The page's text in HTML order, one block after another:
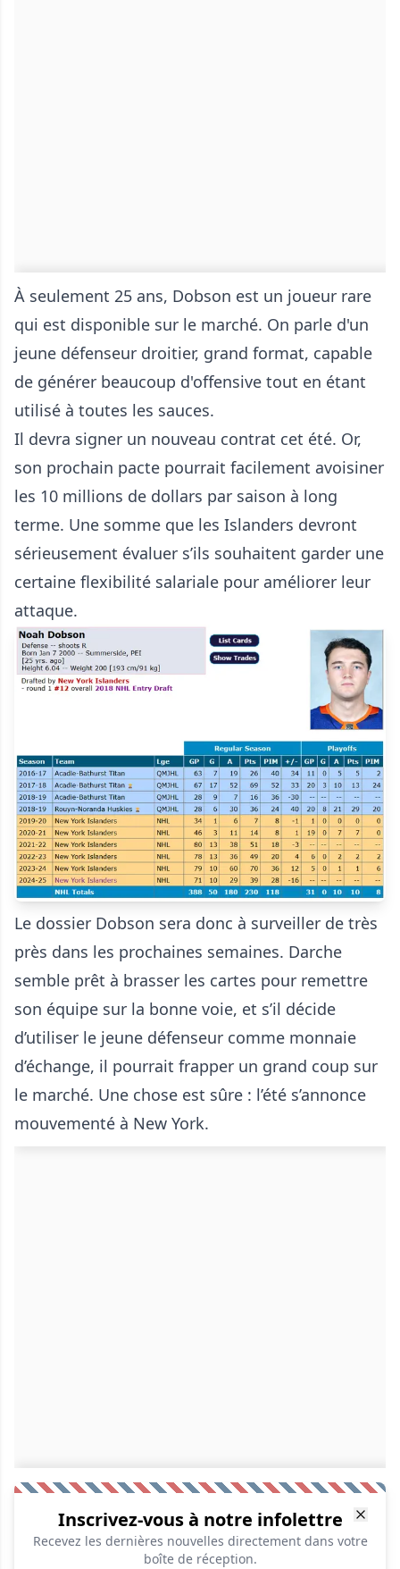
À seulement 25 ans, Dobson est un joueur rare
qui est disponible sur le marché. On parle d'un
jeune défenseur droitier, grand format, capable
de générer beaucoup d'offensive tout en étant
utilisé à toutes les sauces.
Il devra signer un nouveau contrat cet été. Or,
son prochain pacte pourrait facilement avoisiner
les 10 millions de dollars par saison à long
terme. Une somme que les Islanders devront
sérieusement évaluer s’ils souhaitent garder une
certaine flexibilité salariale pour améliorer leur
attaque.
Le dossier Dobson sera donc à surveiller de très
près dans les prochaines semaines. Darche
semble prêt à brasser les cartes pour remettre
son équipe sur la bonne voie, et s’il décide
d’utiliser le jeune défenseur comme monnaie
d’échange, il pourrait frapper un grand coup sur
le marché. Une chose est sûre : l’été s’annonce
mouvementé à New York.
Inscrivez-vous à notre infolettre
Recevez les dernières nouvelles directement dans votre
boîte de réception.